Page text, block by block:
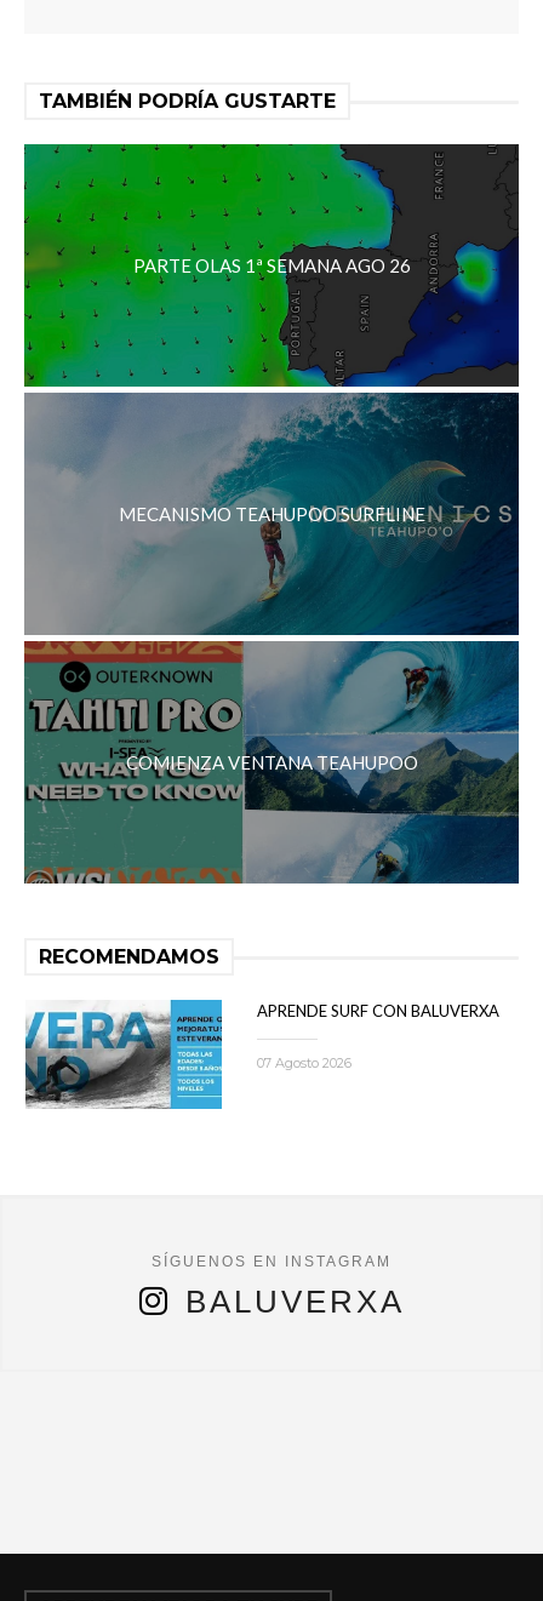
TAMBIÉN PODRÍA GUSTARTE
PARTE OLAS 1ª SEMANA AGO 26
MECANISMO TEAHUPOO SURFLINE
COMIENZA VENTANA TEAHUPOO
RECOMENDAMOS
APRENDE SURF CON BALUVERXA
07 Agosto 2026
BALUVERXA